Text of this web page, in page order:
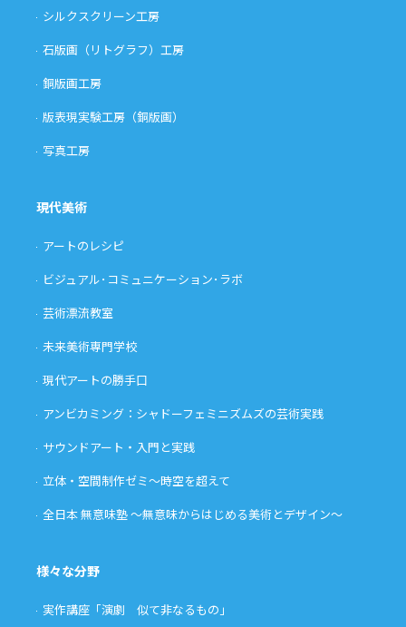
シルクスクリーン工房
石版画（リトグラフ）工房
銅版画工房
版表現実験工房（銅版画）
写真工房
現代美術
アートのレシピ
ビジュアル･コミュニケーション･ラボ
芸術漂流教室
未来美術専門学校
現代アートの勝手口
アンビカミング：シャドーフェミニズムズの芸術実践
サウンドアート・入門と実践
立体・空間制作ゼミ〜時空を超えて
全日本 無意味塾 〜無意味からはじめる美術とデザイン〜
様々な分野
実作講座「演劇 似て非なるもの」